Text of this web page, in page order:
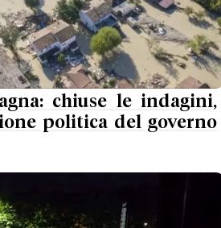
chiuse le indagini,
politica del governo